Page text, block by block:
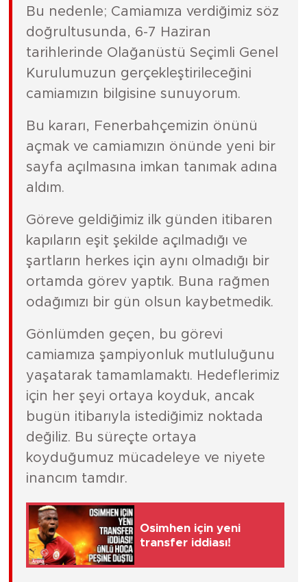
Bu nedenle; Camiamıza verdiğimiz söz
doğrultusunda, 6-7 Haziran
tarihlerinde Olağanüstü Seçimli Genel
Kurulumuzun gerçekleştirileceğini
camiamızın bilgisine sunuyorum.
Bu kararı, Fenerbahçemizin önünü
açmak ve camiamızın önünde yeni bir
sayfa açılmasına imkan tanımak adına
aldım.
Göreve geldiğimiz ilk günden itibaren
kapıların eşit şekilde açılmadığı ve
şartların herkes için aynı olmadığı bir
ortamda görev yaptık. Buna rağmen
odağımızı bir gün olsun kaybetmedik.
Gönlümden geçen, bu görevi
camiamıza şampiyonluk mutluluğunu
yaşatarak tamamlamaktı. Hedeflerimiz
için her şeyi ortaya koyduk, ancak
bugün itibarıyla istediğimiz noktada
değiliz. Bu süreçte ortaya
koyduğumuz mücadeleye ve niyete
inancım tamdır.
Osimhen için yeni
transfer iddiası!